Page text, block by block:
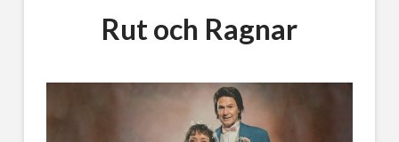
Rut och Ragnar